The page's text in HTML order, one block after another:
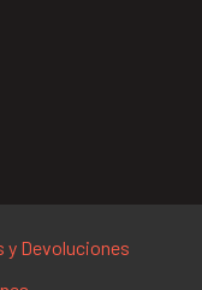
y Devoluciones